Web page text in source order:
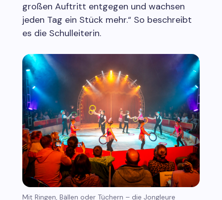
großen Auftritt entgegen und wachsen
jeden Tag ein Stück mehr.“ So beschreibt
es die Schulleiterin.
Mit Ringen, Bällen oder Tüchern – die Jongleure